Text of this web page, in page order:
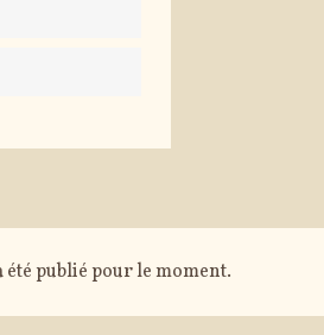
été publié pour le moment.